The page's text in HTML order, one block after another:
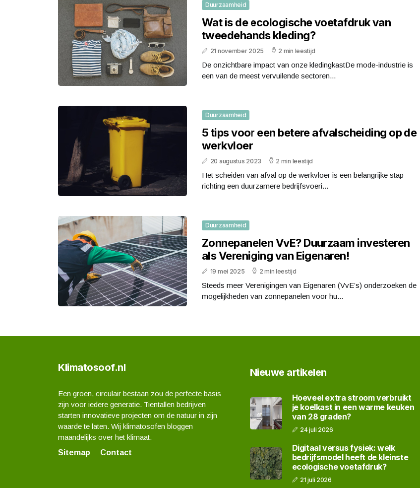
Duurzaamheid
Wat is de ecologische voetafdruk van
tweedehands kleding?
21 november 2025 2 min leestijd
De onzichtbare impact van onze kledingkastDe mode-industrie is
een van de meest vervuilende sectoren...
Duurzaamheid
5 tips voor een betere afvalscheiding op de
werkvloer
20 augustus 2023 2 min leestijd
Het scheiden van afval op de werkvloer is een belangrijke stap
richting een duurzamere bedrijfsvoeri...
Duurzaamheid
Zonnepanelen VvE? Duurzaam investeren
als Vereniging van Eigenaren!
19 mei 2025 2 min leestijd
Steeds meer Verenigingen van Eigenaren (VvE’s) onderzoeken de
mogelijkheden van zonnepanelen voor hu...
Klimatosoof.nl
Een groen, circulair bestaan zou de perfecte basis
zijn voor iedere generatie. Tientallen bedrijven
starten innovatieve projecten om de natuur in zijn
waarde te laten. Wij klimatosofen bloggen
maandelijks over het klimaat.
Sitemap
Contact
Nieuwe artikelen
Hoeveel extra stroom verbruikt
je koelkast in een warme keuken
van 28 graden?
24 juli 2026
Digitaal versus fysiek: welk
bedrijfsmodel heeft de kleinste
ecologische voetafdruk?
21 juli 2026